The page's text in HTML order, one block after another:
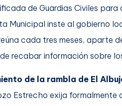
de Guardias Civiles para
Municipal inste al gobierno
cada tres meses, aparte
recabar información sobre
de la rambla de El
Estrecho exija